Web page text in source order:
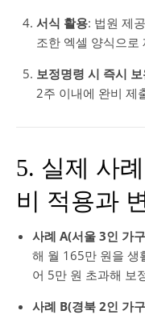
서식 활용: 법원 제
조한 엑셀 양식으로
보정명령 시 즉시
2주 이내에 완비 제
5. 실제 사
비 적용과
사례 A(서울 3인 가
해 월 165만 원을 생
어 5만 원 초과해 보
사례 B(경북 2인 가